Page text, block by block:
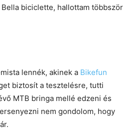
biciclette, hallottam többször
lennék, akinek a Bikefun
biztosít a tesztelésre, tutti
MTB bringa mellé edzeni és
nem gondolom, hogy